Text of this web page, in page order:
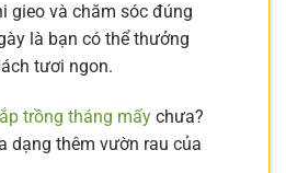
gieo và chăm sóc đúng
là bạn có thể thưởng
tươi ngon.
trồng tháng mấy chưa?
dạng thêm vườn rau của